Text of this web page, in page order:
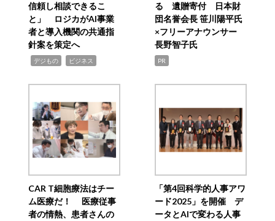
信頼し相談できるこ
と」 ロジカがAI事業
者と導入機関の共通指
針案を策定へ
デジもの ビジネス
る 遺贈寄付 日本財
団名誉会長 笹川陽平氏
×フリーアナウンサー
長野智子氏
PR
CAR T細胞療法はチー
ム医療だ！ 医療従事
者の情熱、患者さんの
「第4回科学的人事アワ
ード2025」を開催 デ
ータとAIで変わる人事